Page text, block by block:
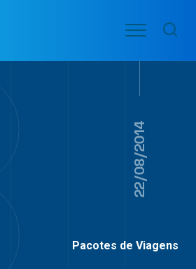
VOO
AÉREAS
Menu
22/08/2014
Pacotes de Viagens